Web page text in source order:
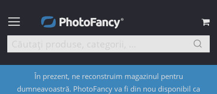
În prezent, ne reconstruim magazinul pentru
dumneavoastră. PhotoFancy va fi din nou disponibil ca